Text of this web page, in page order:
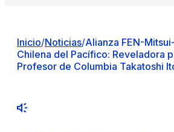
Inicio/Noticias/Alianza FEN-
Chilena del Pacífico: Reveladora
Profesor de Columbia Takatoshi